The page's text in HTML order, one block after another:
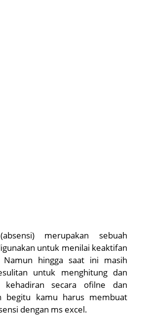
merupakan sebuah
untuk menilai keaktifan
Namun hingga saat ini masih
untuk menghitung dan
kehadiran secara ofilne dan
begitu kamu harus membuat
dengan ms excel.